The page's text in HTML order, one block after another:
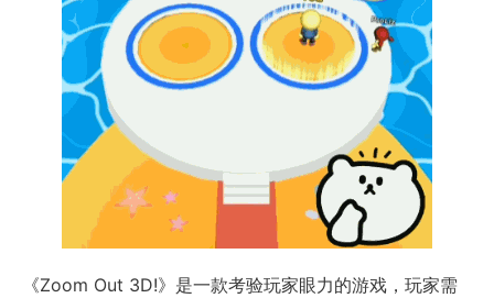
《Zoom Out 3D!》是一款考验玩家眼力的游戏，玩家需